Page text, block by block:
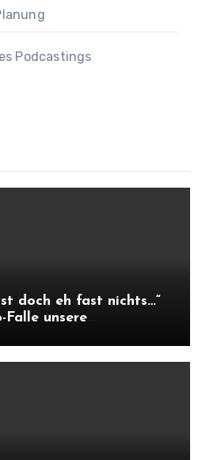
Podcastings
doch eh fast nichts…“
unsere